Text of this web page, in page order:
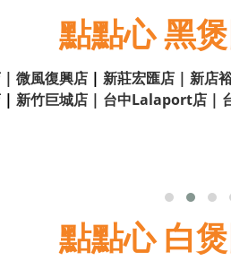
點點心 黑
| 微風復興店 | 新莊宏匯店 | 新店
| 新竹巨城店 | 台中Lalaport店 |
點點心 白